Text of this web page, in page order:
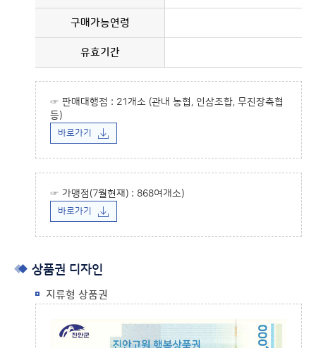
구매가능연령
유효기간
☞ 판매대행점 : 21개소 (관내 농협, 인삼조합, 무진장축협
등)
바로가기
☞ 가맹점(7월현재) : 868여개소)
바로가기
상품권 디자인
지류형 상품권